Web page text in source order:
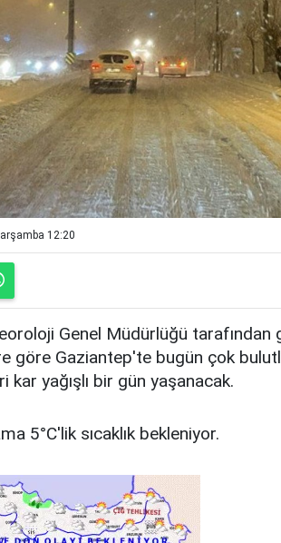
12:20
Genel Müdürlüğü tarafından
göre Gaziantep'te bugün çok
kar yağışlı bir gün yaşanacak.
5°C'lik sıcaklık bekleniyor.